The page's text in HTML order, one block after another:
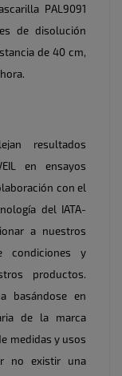
PAL9091
de disolución
de 40 cm,
resultados
en ensayos
con el
del IATA-
a nuestros
condiciones y
productos.
basándose en
de la marca
medidas y usos
no existir una